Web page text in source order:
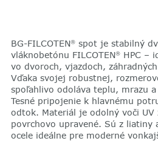
BG-FILCOTEN®spot je stabilný
vláknobetónu FILCOTEN®HPC –
vo dvoroch, vjazdoch,
Vďaka svojej robustnej,
spoľahlivo odoláva teplu, mrazu
Tesné pripojenie k hlavnému
odtok. Materiál je odolný voči UV
povrchovo upravené. Sú z liatiny
ocele ideálne pre moderné